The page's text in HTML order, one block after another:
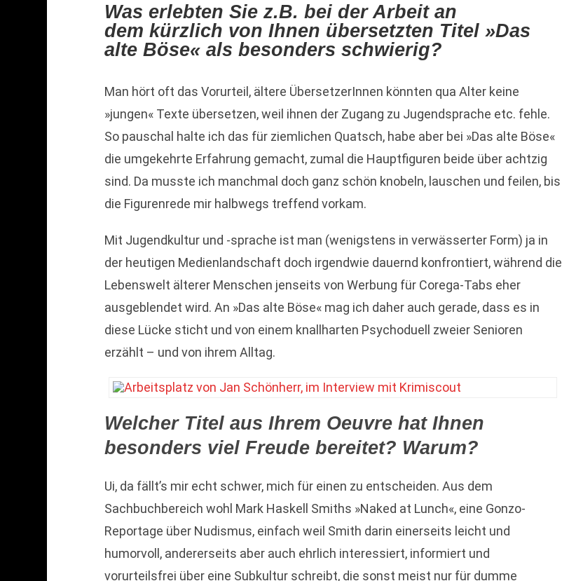
Was erlebten Sie z.B. bei der Arbeit an
dem kürzlich von Ihnen übersetzten Titel »Das
alte Böse« als besonders schwierig?
Man hört oft das Vorurteil, ältere ÜbersetzerInnen könnten qua Alter keine
»jungen« Texte übersetzen, weil ihnen der Zugang zu Jugendsprache etc. fehle.
So pauschal halte ich das für ziemlichen Quatsch, habe aber bei »Das alte Böse«
die umgekehrte Erfahrung gemacht, zumal die Hauptfiguren beide über achtzig
sind. Da musste ich manchmal doch ganz schön knobeln, lauschen und feilen, bis
die Figurenrede mir halbwegs treffend vorkam.
Mit Jugendkultur und -sprache ist man (wenigstens in verwässerter Form) ja in
der heutigen Medienlandschaft doch irgendwie dauernd konfrontiert, während die
Lebenswelt älterer Menschen jenseits von Werbung für Corega-Tabs eher
ausgeblendet wird. An »Das alte Böse« mag ich daher auch gerade, dass es in
diese Lücke sticht und von einem knallharten Psychoduell zweier Senioren
erzählt – und von ihrem Alltag.
Welcher Titel aus Ihrem Oeuvre hat Ihnen
besonders viel Freude bereitet? Warum?
Ui, da fällt’s mir echt schwer, mich für einen zu entscheiden. Aus dem
Sachbuchbereich wohl Mark Haskell Smiths »Naked at Lunch«, eine Gonzo-
Reportage über Nudismus, einfach weil Smith darin einerseits leicht und
humorvoll, andererseits aber auch ehrlich interessiert, informiert und
vorurteilsfrei über eine Subkultur schreibt, die sonst meist nur für dumme